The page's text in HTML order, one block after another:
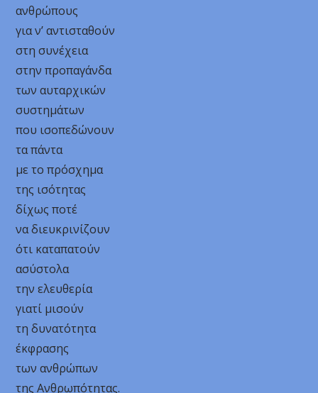
ανθρώπους
για ν’ αντισταθούν
στη συνέχεια
στην προπαγάνδα
των αυταρχικών
συστημάτων
που ισοπεδώνουν
τα πάντα
με το πρόσχημα
της ισότητας
δίχως ποτέ
να διευκρινίζουν
ότι καταπατούν
ασύστολα
την ελευθερία
γιατί μισούν
τη δυνατότητα
έκφρασης
των ανθρώπων
της Ανθρωπότητας.